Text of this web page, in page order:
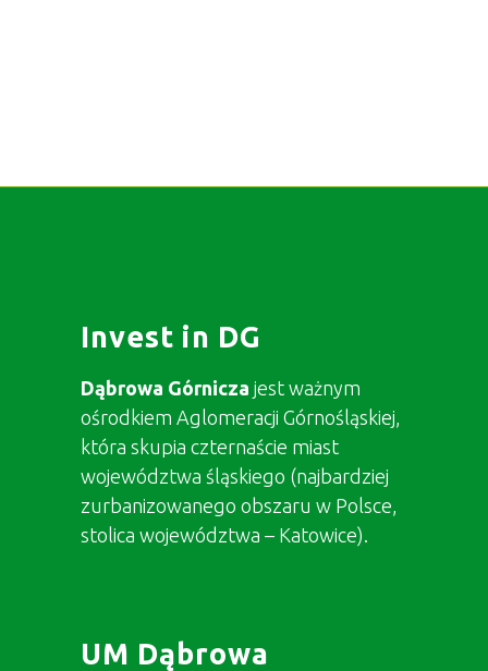
Invest in DG
Dąbrowa Górnicza jest ważnym
ośrodkiem Aglomeracji Górnośląskiej,
która skupia czternaście miast
województwa śląskiego (najbardziej
zurbanizowanego obszaru w Polsce,
stolica województwa – Katowice).
UM Dąbrowa